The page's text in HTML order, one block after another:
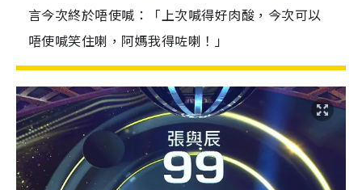
言今次終於唔使喊：「上次喊得好肉酸，今次可以
唔使喊笑住喇，阿媽我得咗喇！」